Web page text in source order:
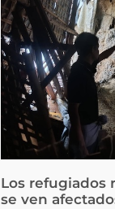
Los refugiados
se ven